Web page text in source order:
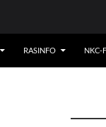
RASINFO NKC-